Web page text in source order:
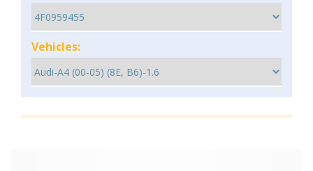
Vehicles: